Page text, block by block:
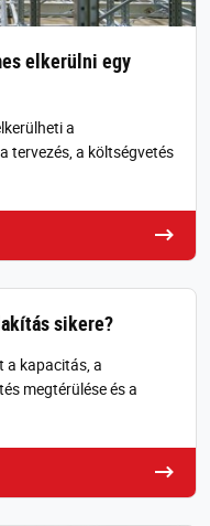
elkerülni egy
a
tervezés, a költségvetés
sikere?
a kapacitás, a
megtérülése és a